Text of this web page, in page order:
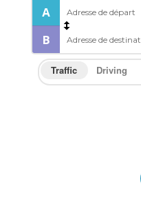
Traffic Driving